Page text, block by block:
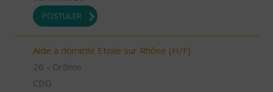
POSTULER
Aide à domicile Etoile sur Rhône (H/F)
26 - Drôme
CDD